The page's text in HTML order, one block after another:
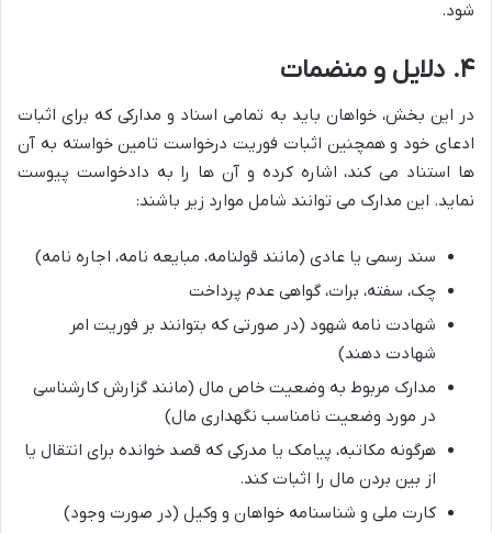
شود.
۴. دلایل و منضمات
در این بخش، خواهان باید به تمامی اسناد و مدارکی که برای اثبات
ادعای خود و همچنین اثبات فوریت درخواست تامین خواسته به آن
ها استناد می کند، اشاره کرده و آن ها را به دادخواست پیوست
نماید. این مدارک می توانند شامل موارد زیر باشند:
سند رسمی یا عادی (مانند قولنامه، مبایعه نامه، اجاره نامه)
چک، سفته، برات، گواهی عدم پرداخت
شهادت نامه شهود (در صورتی که بتوانند بر فوریت امر
شهادت دهند)
مدارک مربوط به وضعیت خاص مال (مانند گزارش کارشناسی
در مورد وضعیت نامناسب نگهداری مال)
هرگونه مکاتبه، پیامک یا مدرکی که قصد خوانده برای انتقال یا
از بین بردن مال را اثبات کند.
کارت ملی و شناسنامه خواهان و وکیل (در صورت وجود)